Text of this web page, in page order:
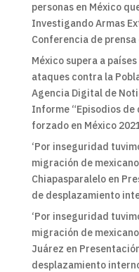
personas en México
Investigando Armas
Conferencia de
México supera a
ataques contra la
Agencia Digital de
Informe “Episodios
forzado en México
‘Por inseguridad
migración de
Chiapasparaleloen
de desplazamiento
‘Por inseguridad
migración de
Juárez en
desplazamiento